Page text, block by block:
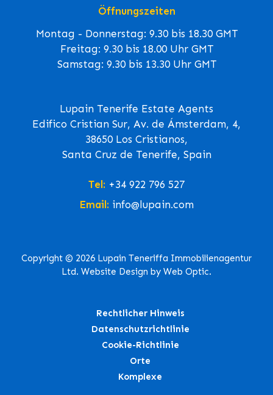
Öffnungszeiten
Montag - Donnerstag: 9.30 bis 18.30 GMT
Freitag: 9.30 bis 18.00 Uhr GMT
Samstag: 9.30 bis 13.30 Uhr GMT
Lupain Tenerife Estate Agents
Edifico Cristian Sur, Av. de Ámsterdam, 4,
38650 Los Cristianos,
Santa Cruz de Tenerife, Spain
Tel: +34 922 796 527
Email: info@lupain.com
Copyright © 2026 Lupain Teneriffa Immobilienagentur
Ltd. Website Design by Web Optic.
Rechtlicher Hinweis
Datenschutzrichtlinie
Cookie-Richtlinie
Orte
Komplexe